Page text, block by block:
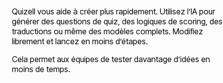
Quizell vous aide à créer plus rapidement. Utilisez l’IA pour
générer des questions de quiz, des logiques de scoring, des
traductions ou même des modèles complets. Modifiez
librement et lancez en moins d’étapes.
Cela permet aux équipes de tester davantage d’idées en
moins de temps.